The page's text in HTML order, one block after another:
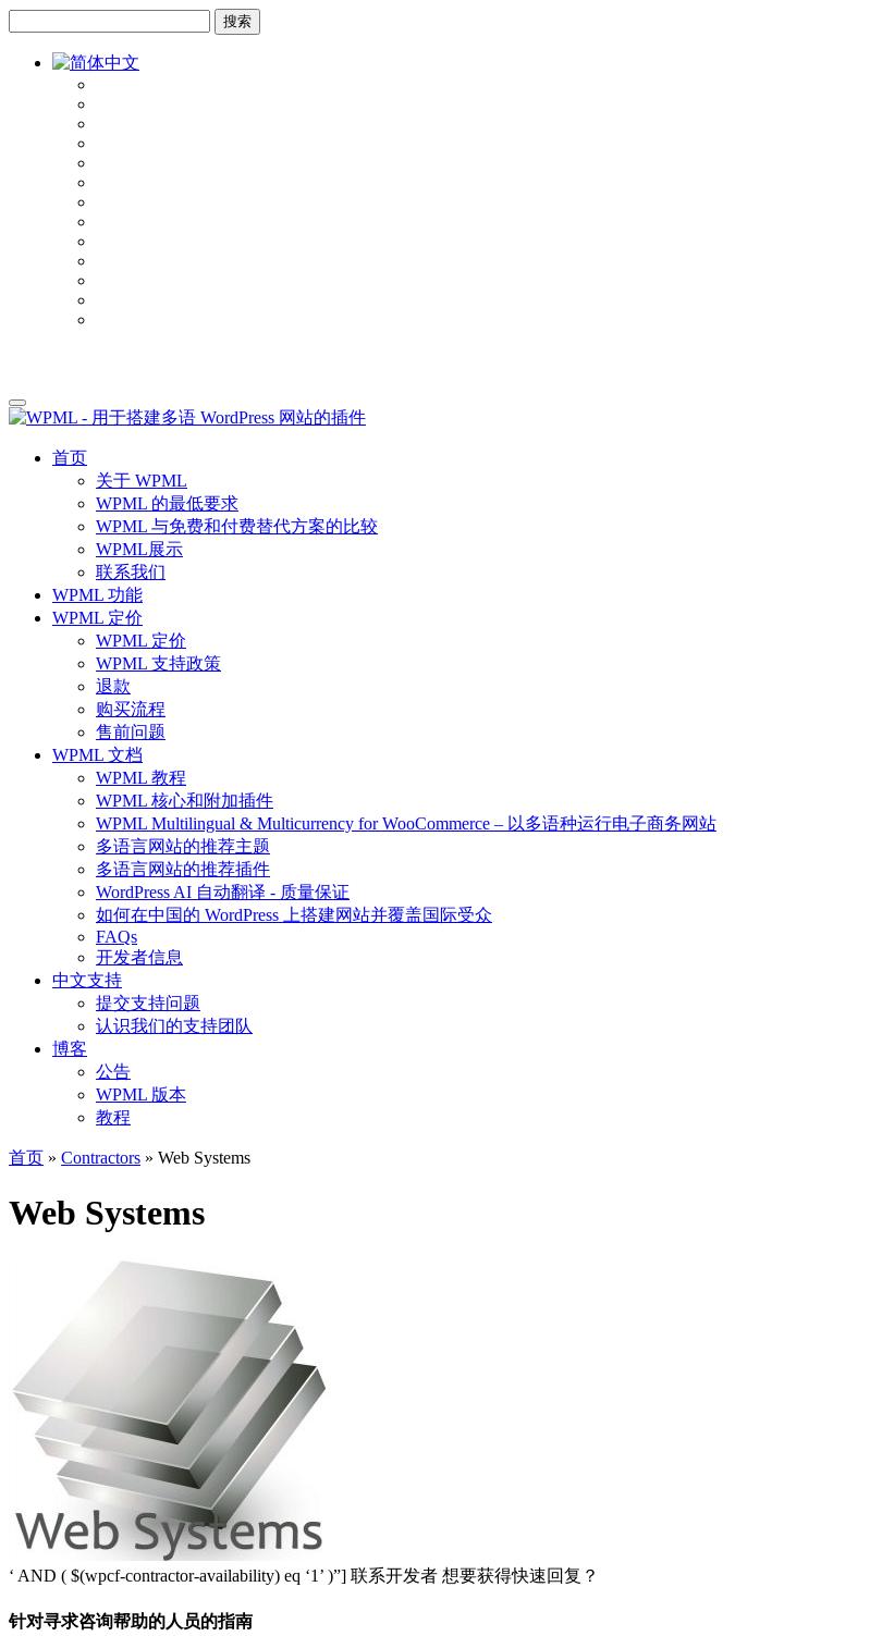
首页
关于 WPML
WPML 的最低要求
WPML 与免费和付费替代方案的比较
WPML展示
联系我们
WPML 功能
WPML 定价
WPML 定价
WPML 支持政策
退款
购买流程
售前问题
WPML 文档
WPML 教程
WPML 核心和附加插件
WPML Multilingual & Multicurrency for WooCommerce – 以多语种运行电子商务网站
多语言网站的推荐主题
多语言网站的推荐插件
WordPress AI 自动翻译 - 质量保证
如何在中国的 WordPress 上搭建网站并覆盖国际受众
FAQs
开发者信息
中文支持
提交支持问题
认识我们的支持团队
博客
公告
WPML 版本
教程
首页 » Contractors » Web Systems
Web Systems
‘ AND ( $(wpcf-contractor-availability) eq ‘1’ )”] 联系开发者 想要获得快速回复？
针对寻求咨询帮助的人员的指南